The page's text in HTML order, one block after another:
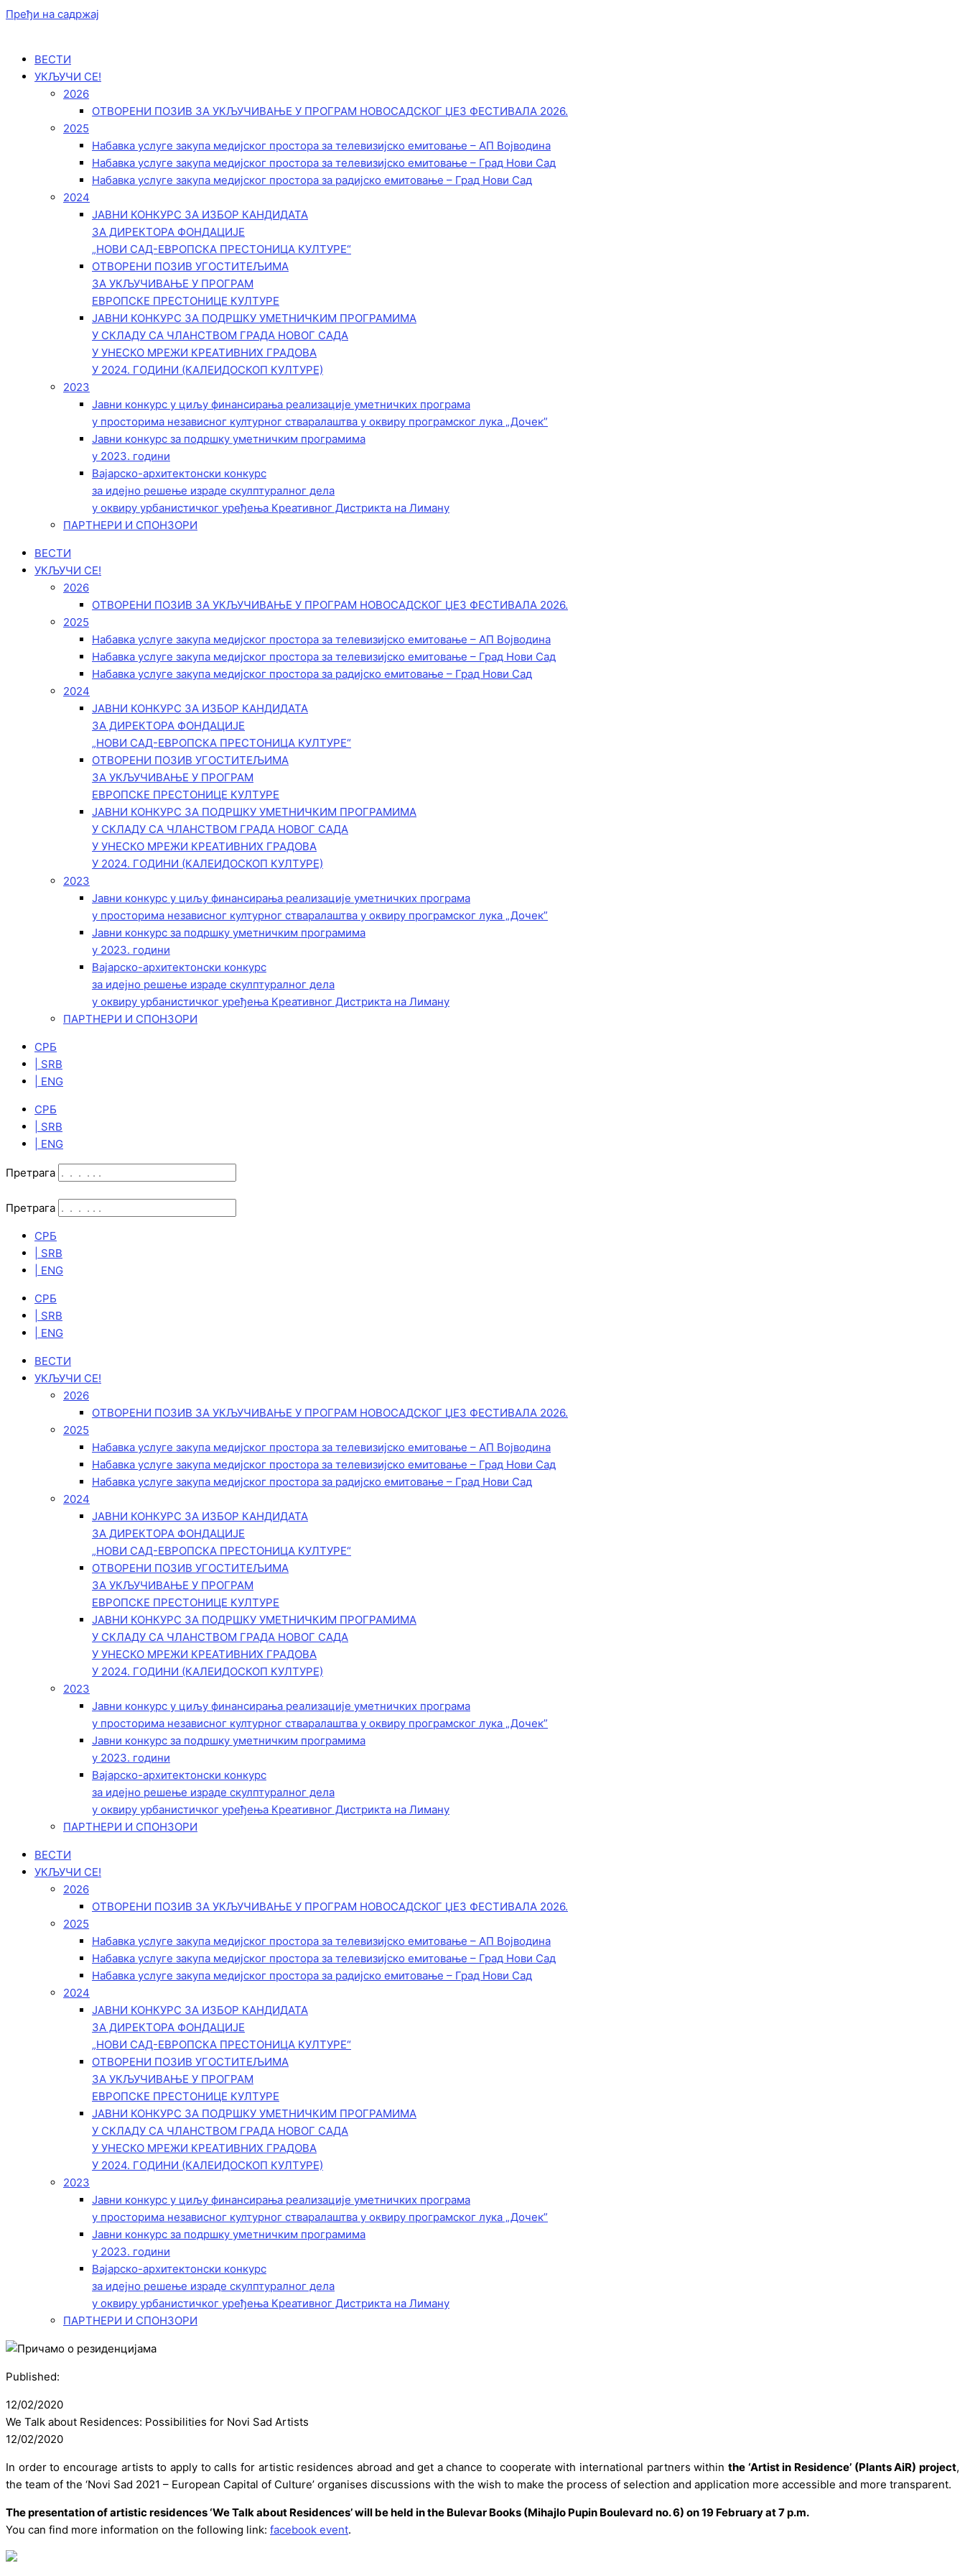
Пређи на садржај
ВЕСТИ
УКЉУЧИ СЕ!
2026
ОТВОРЕНИ ПОЗИВ ЗА УКЉУЧИВАЊЕ У ПРОГРАМ НОВОСАДСКОГ ЏЕЗ ФЕСТИВАЛА 2026.
2025
Набавка услуге закупа медијског простора за телевизијско емитовање – АП Војводинa
Набавка услуге закупа медијског простора за телевизијско емитовање – Град Нови Сад
Набавка услуге закупа медијског простора за радијско емитовање – Град Нови Сад
2024
ЈАВНИ КОНКУРС ЗА ИЗБОР КАНДИДАТА
ЗА ДИРЕКТОРА ФОНДАЦИЈЕ
„НОВИ САД-ЕВРОПСКА ПРЕСТОНИЦА КУЛТУРЕ“
ОТВОРЕНИ ПОЗИВ УГОСТИТЕЉИМА
ЗА УКЉУЧИВАЊЕ У ПРОГРАМ
ЕВРОПСКЕ ПРЕСТОНИЦЕ КУЛТУРЕ
ЈАВНИ КОНКУРС ЗА ПОДРШКУ УМЕТНИЧКИМ ПРОГРАМИМА
У СКЛАДУ СА ЧЛАНСТВОМ ГРАДА НОВОГ САДА
У УНЕСКО МРЕЖИ КРЕАТИВНИХ ГРАДОВА
У 2024. ГОДИНИ (КАЛЕИДОСКОП КУЛТУРЕ)
2023
Јавни конкурс у циљу финансирања реализације уметничких програма
у просторима независног културног стваралаштва у оквиру програмског лука „Дочек”
Јавни конкурс за подршку уметничким програмима
у 2023. години
Вајарско-архитектонски конкурс
за идејно решење израде скулптуралног дела
у оквиру урбанистичког уређења Креативног Дистрикта на Лиману
ПАРТНЕРИ И СПОНЗОРИ
ВЕСТИ
УКЉУЧИ СЕ!
2026
ОТВОРЕНИ ПОЗИВ ЗА УКЉУЧИВАЊЕ У ПРОГРАМ НОВОСАДСКОГ ЏЕЗ ФЕСТИВАЛА 2026.
2025
Набавка услуге закупа медијског простора за телевизијско емитовање – АП Војводинa
Набавка услуге закупа медијског простора за телевизијско емитовање – Град Нови Сад
Набавка услуге закупа медијског простора за радијско емитовање – Град Нови Сад
2024
ЈАВНИ КОНКУРС ЗА ИЗБОР КАНДИДАТА
ЗА ДИРЕКТОРА ФОНДАЦИЈЕ
„НОВИ САД-ЕВРОПСКА ПРЕСТОНИЦА КУЛТУРЕ“
ОТВОРЕНИ ПОЗИВ УГОСТИТЕЉИМА
ЗА УКЉУЧИВАЊЕ У ПРОГРАМ
ЕВРОПСКЕ ПРЕСТОНИЦЕ КУЛТУРЕ
ЈАВНИ КОНКУРС ЗА ПОДРШКУ УМЕТНИЧКИМ ПРОГРАМИМА
У СКЛАДУ СА ЧЛАНСТВОМ ГРАДА НОВОГ САДА
У УНЕСКО МРЕЖИ КРЕАТИВНИХ ГРАДОВА
У 2024. ГОДИНИ (КАЛЕИДОСКОП КУЛТУРЕ)
2023
Јавни конкурс у циљу финансирања реализације уметничких програма
у просторима независног културног стваралаштва у оквиру програмског лука „Дочек”
Јавни конкурс за подршку уметничким програмима
у 2023. години
Вајарско-архитектонски конкурс
за идејно решење израде скулптуралног дела
у оквиру урбанистичког уређења Креативног Дистрикта на Лиману
ПАРТНЕРИ И СПОНЗОРИ
СРБ
| SRB
| ENG
СРБ
| SRB
| ENG
Претрага
Претрага
СРБ
| SRB
| ENG
СРБ
| SRB
| ENG
ВЕСТИ
УКЉУЧИ СЕ!
2026
ОТВОРЕНИ ПОЗИВ ЗА УКЉУЧИВАЊЕ У ПРОГРАМ НОВОСАДСКОГ ЏЕЗ ФЕСТИВАЛА 2026.
2025
Набавка услуге закупа медијског простора за телевизијско емитовање – АП Војводинa
Набавка услуге закупа медијског простора за телевизијско емитовање – Град Нови Сад
Набавка услуге закупа медијског простора за радијско емитовање – Град Нови Сад
2024
ЈАВНИ КОНКУРС ЗА ИЗБОР КАНДИДАТА
ЗА ДИРЕКТОРА ФОНДАЦИЈЕ
„НОВИ САД-ЕВРОПСКА ПРЕСТОНИЦА КУЛТУРЕ“
ОТВОРЕНИ ПОЗИВ УГОСТИТЕЉИМА
ЗА УКЉУЧИВАЊЕ У ПРОГРАМ
ЕВРОПСКЕ ПРЕСТОНИЦЕ КУЛТУРЕ
ЈАВНИ КОНКУРС ЗА ПОДРШКУ УМЕТНИЧКИМ ПРОГРАМИМА
У СКЛАДУ СА ЧЛАНСТВОМ ГРАДА НОВОГ САДА
У УНЕСКО МРЕЖИ КРЕАТИВНИХ ГРАДОВА
У 2024. ГОДИНИ (КАЛЕИДОСКОП КУЛТУРЕ)
2023
Јавни конкурс у циљу финансирања реализације уметничких програма
у просторима независног културног стваралаштва у оквиру програмског лука „Дочек”
Јавни конкурс за подршку уметничким програмима
у 2023. години
Вајарско-архитектонски конкурс
за идејно решење израде скулптуралног дела
у оквиру урбанистичког уређења Креативног Дистрикта на Лиману
ПАРТНЕРИ И СПОНЗОРИ
ВЕСТИ
УКЉУЧИ СЕ!
2026
ОТВОРЕНИ ПОЗИВ ЗА УКЉУЧИВАЊЕ У ПРОГРАМ НОВОСАДСКОГ ЏЕЗ ФЕСТИВАЛА 2026.
2025
Набавка услуге закупа медијског простора за телевизијско емитовање – АП Војводинa
Набавка услуге закупа медијског простора за телевизијско емитовање – Град Нови Сад
Набавка услуге закупа медијског простора за радијско емитовање – Град Нови Сад
2024
ЈАВНИ КОНКУРС ЗА ИЗБОР КАНДИДАТА
ЗА ДИРЕКТОРА ФОНДАЦИЈЕ
„НОВИ САД-ЕВРОПСКА ПРЕСТОНИЦА КУЛТУРЕ“
ОТВОРЕНИ ПОЗИВ УГОСТИТЕЉИМА
ЗА УКЉУЧИВАЊЕ У ПРОГРАМ
ЕВРОПСКЕ ПРЕСТОНИЦЕ КУЛТУРЕ
ЈАВНИ КОНКУРС ЗА ПОДРШКУ УМЕТНИЧКИМ ПРОГРАМИМА
У СКЛАДУ СА ЧЛАНСТВОМ ГРАДА НОВОГ САДА
У УНЕСКО МРЕЖИ КРЕАТИВНИХ ГРАДОВА
У 2024. ГОДИНИ (КАЛЕИДОСКОП КУЛТУРЕ)
2023
Јавни конкурс у циљу финансирања реализације уметничких програма
у просторима независног културног стваралаштва у оквиру програмског лука „Дочек”
Јавни конкурс за подршку уметничким програмима
у 2023. години
Вајарско-архитектонски конкурс
за идејно решење израде скулптуралног дела
у оквиру урбанистичког уређења Креативног Дистрикта на Лиману
ПАРТНЕРИ И СПОНЗОРИ
Published:
12/02/2020
We Talk about Residences: Possibilities for Novi Sad Artists
12/02/2020
In order to encourage artists to apply to calls for artistic residences abroad and get a chance to cooperate with international partners withinthe ‘Artist in Residence’ (Plants AiR) project,
the team of the ‘Novi Sad 2021 – European Capital of Culture’ organises discussions with the wish to make the process of selection and application more accessible and more transparent.
The presentation of artistic residences ‘We Talk about Residences’ will be held in the Bulevar Books (Mihajlo Pupin Boulevard no. 6) on 19 February at 7 p.m.
You can find more information on the following link: facebook event.